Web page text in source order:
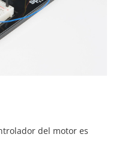
motor
del motor es